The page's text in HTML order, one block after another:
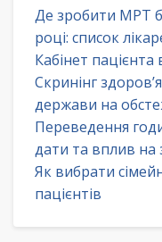
Де зробити МРТ
році: список
Кабінет
Скринінг
держави на
Переведення
дати та вплив на
Як вибрати
пацієнтів